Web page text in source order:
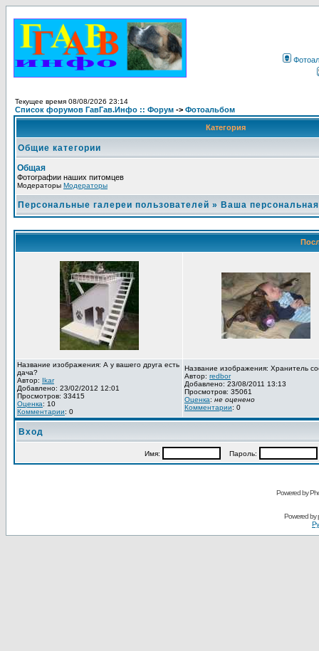
Текущее время 08/08/2026 23:14
Список форумов ГавГав.Инфо :: Форум -> Фотоальбом
Категория
Общие категории
Общая
Фотографии наших питомцев
Модераторы Модераторы
Персональные галереи пользователей » Ваша
Название изображения: А у вашего друга есть
дача?
Автор: Ikar
Добавлено: 23/02/2012 12:01
Просмотров: 33415
Оценка: 10
Комментарии: 0
Название изображения: Хранитель
Автор: redbor
Добавлено: 23/08/2011 13:13
Просмотров: 35061
Оценка: не оценено
Комментарии: 0
Вход
Имя: Пароль:
Powered by
Powered by